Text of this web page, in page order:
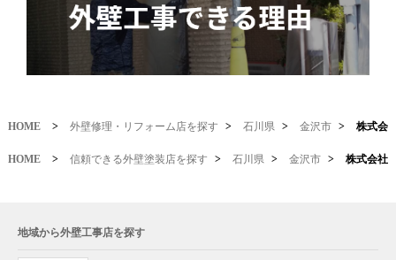
HOME > 外壁修理・リフォーム店を探す > 石川県 > 金沢市 > 株式会
HOME > 信頼できる外壁塗装店を探す > 石川県 > 金沢市 > 株式会社
地域から外壁工事店を探す